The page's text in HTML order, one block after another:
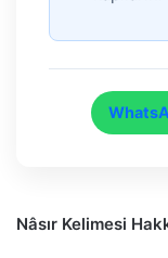
Nâsır Kelimesi